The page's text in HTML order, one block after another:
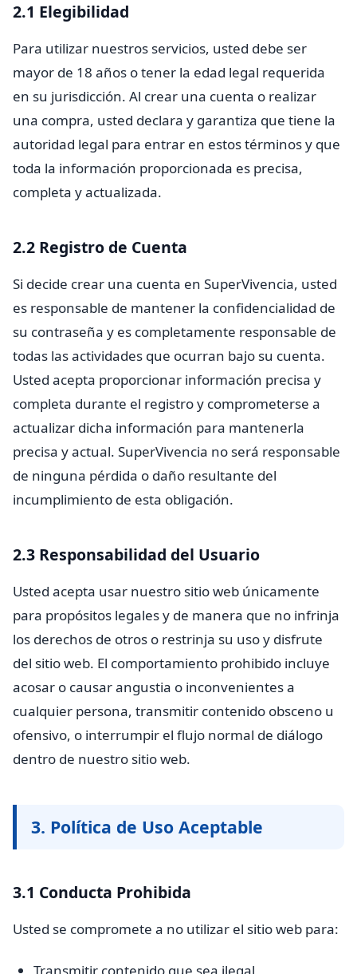
2.1 Elegibilidad
Para utilizar nuestros servicios, usted debe ser
mayor de 18 años o tener la edad legal requerida
en su jurisdicción. Al crear una cuenta o realizar
una compra, usted declara y garantiza que tiene la
autoridad legal para entrar en estos términos y que
toda la información proporcionada es precisa,
completa y actualizada.
2.2 Registro de Cuenta
Si decide crear una cuenta en SuperVivencia, usted
es responsable de mantener la confidencialidad de
su contraseña y es completamente responsable de
todas las actividades que ocurran bajo su cuenta.
Usted acepta proporcionar información precisa y
completa durante el registro y comprometerse a
actualizar dicha información para mantenerla
precisa y actual. SuperVivencia no será responsable
de ninguna pérdida o daño resultante del
incumplimiento de esta obligación.
2.3 Responsabilidad del Usuario
Usted acepta usar nuestro sitio web únicamente
para propósitos legales y de manera que no infrinja
los derechos de otros o restrinja su uso y disfrute
del sitio web. El comportamiento prohibido incluye
acosar o causar angustia o inconvenientes a
cualquier persona, transmitir contenido obsceno u
ofensivo, o interrumpir el flujo normal de diálogo
dentro de nuestro sitio web.
3. Política de Uso Aceptable
3.1 Conducta Prohibida
Usted se compromete a no utilizar el sitio web para: